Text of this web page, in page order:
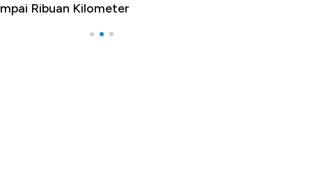
Melancong Luar Negeri, RI ke Berapa?